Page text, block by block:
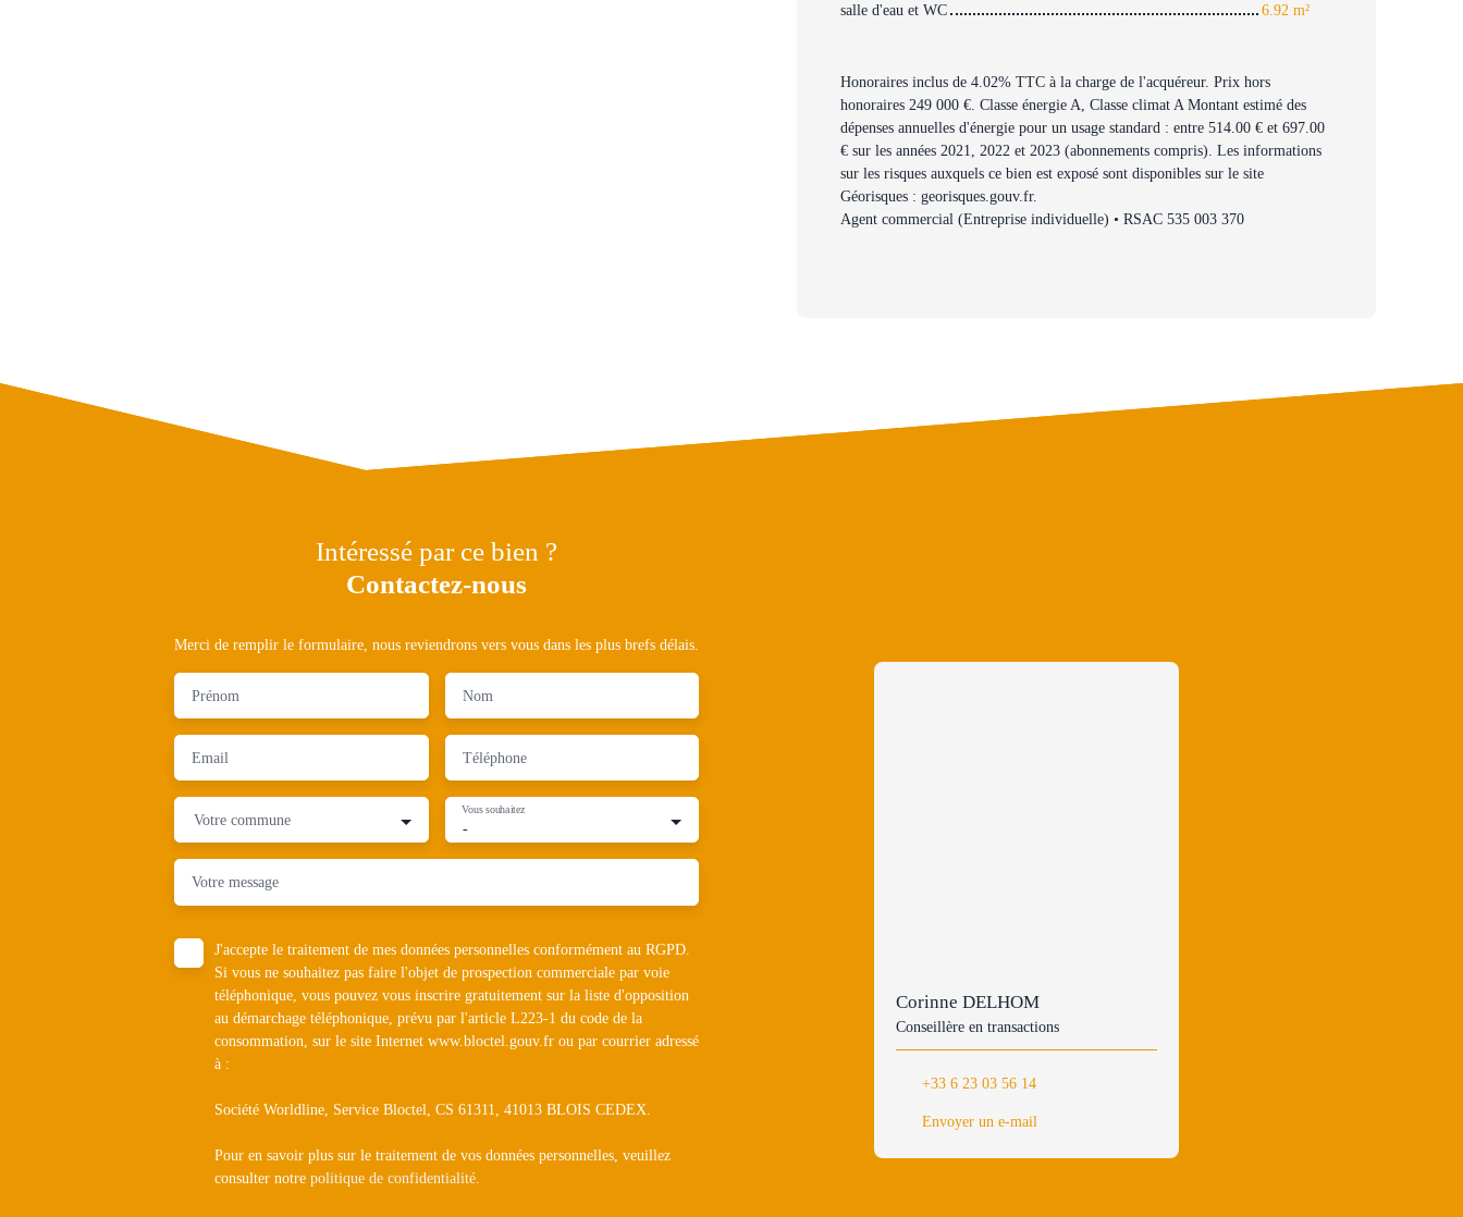
salle d'eau et WC
6.92 m²
Honoraires inclus de 4.02% TTC à la charge de l'acquéreur. Prix hors
honoraires 249 000 €. Classe énergie A, Classe climat A Montant estimé des
dépenses annuelles d'énergie pour un usage standard : entre 514.00 € et 697.00
€ sur les années 2021, 2022 et 2023 (abonnements compris). Les informations
sur les risques auxquels ce bien est exposé sont disponibles sur le site
Géorisques : georisques.gouv.fr.
Agent commercial (Entreprise individuelle) • RSAC 535 003 370
Intéressé par ce bien ?
Contactez-nous
Merci de remplir le formulaire, nous reviendrons vers vous dans les plus brefs délais.
Prénom Nom
Email Téléphone
Votre commune -
Vous souhaitez
Votre message
J'accepte le traitement de mes données personnelles conformément au RGPD.
Si vous ne souhaitez pas faire l'objet de prospection commerciale par voie
téléphonique, vous pouvez vous inscrire gratuitement sur la liste d'opposition
au démarchage téléphonique, prévu par l'article L223-1 du code de la
consommation, sur le site Internet www.bloctel.gouv.fr ou par courrier adressé
à :
Société Worldline, Service Bloctel, CS 61311, 41013 BLOIS CEDEX.
Pour en savoir plus sur le traitement de vos données personnelles, veuillez
consulter notre politique de confidentialité.
Corinne DELHOM
Conseillère en transactions
+33 6 23 03 56 14
Envoyer un e-mail